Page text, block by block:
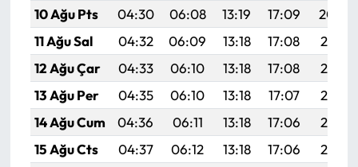
10 Ağu Pts
04:30 06:08 13:19 17:09
20:20
11 Ağu Sal
04:32 06:09 13:18 17:08
20:18
12 Ağu Çar
04:33 06:10 13:18 17:08
20:17
13 Ağu Per
04:35 06:10 13:18 17:07
20:16
14 Ağu Cum
04:36 06:11 13:18 17:06
20:14
15 Ağu Cts
04:37 06:12 13:18 17:06
20:13